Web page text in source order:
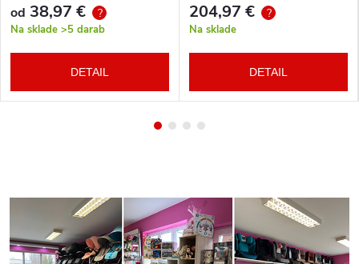
od 38,97 € ?
Na sklade >5 darab
DETAIL
204,97 € ?
Na sklade
DETAIL